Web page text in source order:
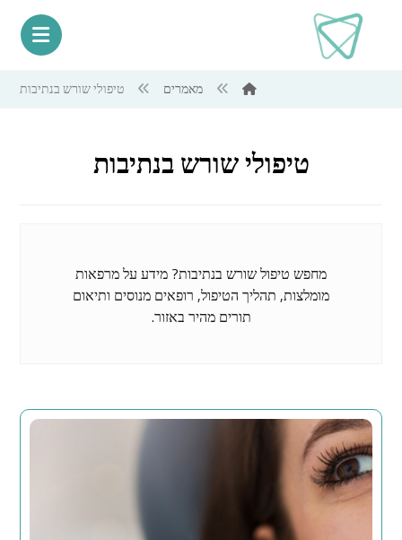
מאמרים טיפולי שורש בנתיבות
טיפולי שורש בנתיבות
מחפש טיפול שורש בנתיבות? מידע על מרפאות
מומלצות, תהליך הטיפול, רופאים מנוסים ותיאום
תורים מהיר באזור.